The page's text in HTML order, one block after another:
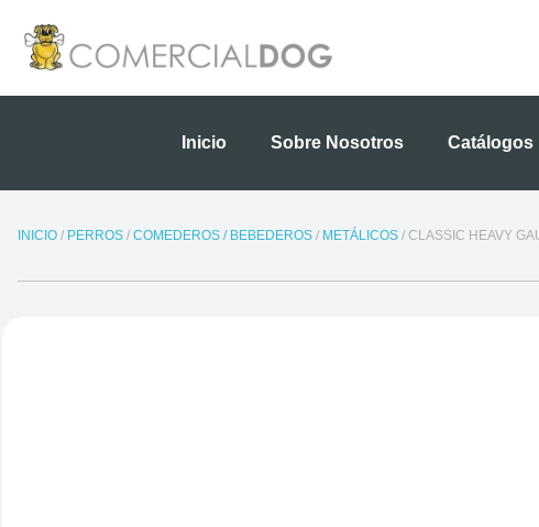
contenido
Inicio Sobre Nosotros Catálogos
INICIO / PERROS / COMEDEROS / BEBEDEROS / METÁLICOS / CLASSIC HEAVY